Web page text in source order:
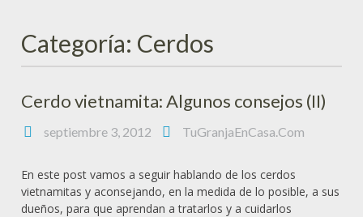
Categoría: Cerdos
Cerdo vietnamita: Algunos consejos (II)
septiembre 3, 2012 TuGranjaEnCasa.Com
En este post vamos a seguir hablando de los cerdos
vietnamitas y aconsejando, en la medida de lo posible, a sus
dueños, para que aprendan a tratarlos y a cuidarlos